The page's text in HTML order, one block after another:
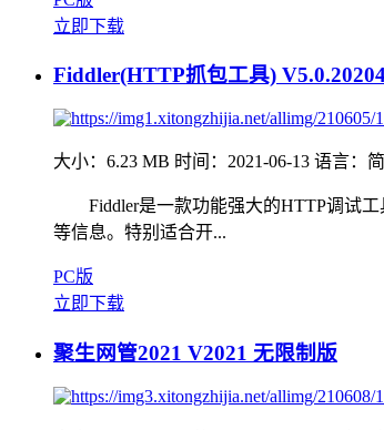
立即下载
Fiddler(HTTP抓包工具)
大小：6.23 MB 时间：2021-06-13 语言：
Fiddler是一款功能强大的HTTP调试工
等信息。特别适合开...
PC版
立即下载
聚生网管2021 V2021 无限制版